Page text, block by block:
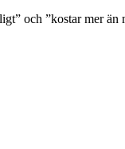
och ”kostar mer